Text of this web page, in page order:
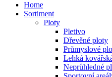
Home
Sortiment
Ploty
Pletivo
Dřevěné ploty
Průmyslové
Lehká
Neprůhledné